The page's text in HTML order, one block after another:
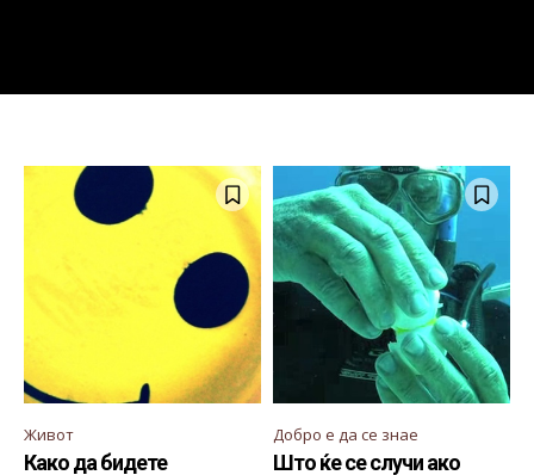
Живот
Како да бидете
Добро е да се знае
Што ќе се случи ако